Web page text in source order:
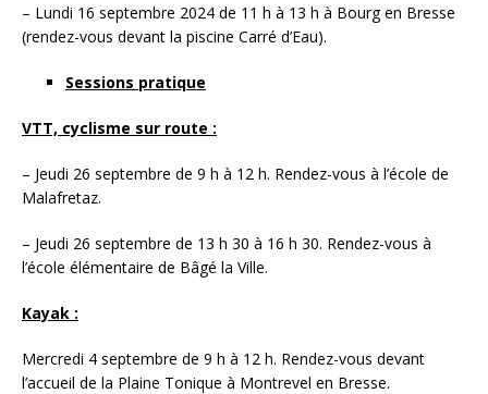
– Lundi 16 septembre 2024 de 11 h à 13 h à Bourg en Bresse
(rendez-vous devant la piscine Carré d’Eau).
Sessions pratique
VTT, cyclisme sur route :
– Jeudi 26 septembre de 9 h à 12 h. Rendez-vous à l’école de
Malafretaz.
– Jeudi 26 septembre de 13 h 30 à 16 h 30. Rendez-vous à
l’école élémentaire de Bâgé la Ville.
Kayak :
Mercredi 4 septembre de 9 h à 12 h. Rendez-vous devant
l’accueil de la Plaine Tonique à Montrevel en Bresse.